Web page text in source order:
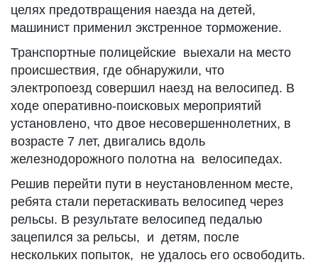
целях предотвращения наезда на детей,
машинист применил экстренное торможение.
Транспортные полицейские выехали на место
происшествия, где обнаружили, что
электропоезд совершил наезд на велосипед. В
ходе оперативно-поисковых мероприятий
установлено, что двое несовершеннолетних, в
возрасте 7 лет, двигались вдоль
железнодорожного полотна на велосипедах.
Решив перейти пути в неустановленном месте,
ребята стали перетаскивать велосипед через
рельсы. В результате велосипед педалью
зацепился за рельсы, и детям, после
нескольких попыток, не удалось его освободить.